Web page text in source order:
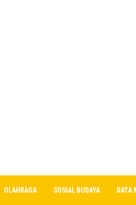
OLAHRAGA SOSIAL BUDAYA DATA